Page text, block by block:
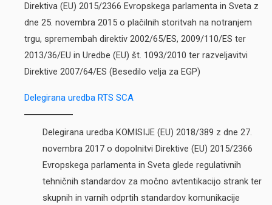
Direktiva (EU) 2015/2366 Evropskega parlamenta in Sveta z
dne 25. novembra 2015 o plačilnih storitvah na notranjem
trgu, spremembah direktiv 2002/65/ES, 2009/110/ES ter
2013/36/EU in Uredbe (EU) št. 1093/2010 ter razveljavitvi
Direktive 2007/64/ES (Besedilo velja za EGP)
Delegirana uredba RTS SCA
Delegirana uredba KOMISIJE (EU) 2018/389 z dne 27.
novembra 2017 o dopolnitvi Direktive (EU) 2015/2366
Evropskega parlamenta in Sveta glede regulativnih
tehničnih standardov za močno avtentikacijo strank ter
skupnih in varnih odprtih standardov komunikacije